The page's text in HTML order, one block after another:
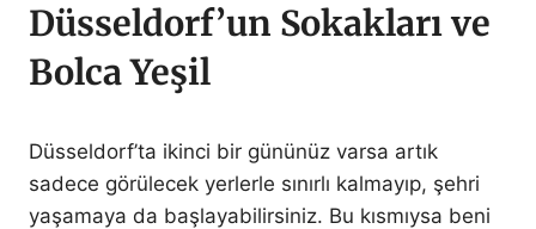
Düsseldorf’un Sokakları ve
Bolca Yeşil
Düsseldorf’ta ikinci bir gününüz varsa artık
sadece görülecek yerlerle sınırlı kalmayıp, şehri
yaşamaya da başlayabilirsiniz. Bu kısmıysa beni